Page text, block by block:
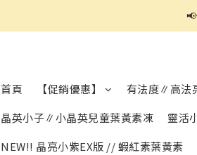
首頁 【促銷優惠】 有法度∥高法
晶英小子∥小晶英兒童葉黃素凍
靈活
NEW!! 晶亮小紫EX版 // 蝦紅素葉黃素